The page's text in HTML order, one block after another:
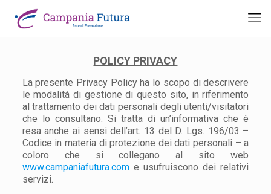
POLICY PRIVACY
La presente Privacy Policy ha lo scopo di descrivere
le modalità di gestione di questo sito, in riferimento
al trattamento dei dati personali degli utenti/visitatori
che lo consultano. Si tratta di un’informativa che è
resa anche ai sensi dell’art. 13 del D. Lgs. 196/03 –
Codice in materia di protezione dei dati personali – a
coloro che si collegano al sito web
www.campaniafutura.come usufruiscono dei relativi
servizi.